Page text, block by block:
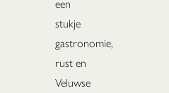
een
stukje
gastronomie,
rust en
Veluwse